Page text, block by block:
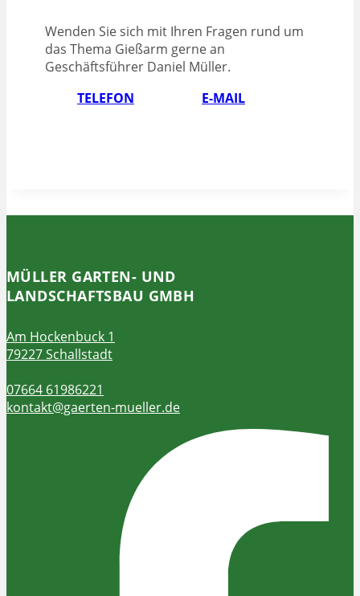
Wenden Sie sich mit Ihren Fragen rund um
das Thema Gießarm gerne an
Geschäftsführer Daniel Müller.
TELEFON
E-MAIL
MÜLLER GARTEN- UND
LANDSCHAFTSBAU GMBH
Am Hockenbuck 1
79227 Schallstadt
07664 61986221
kontakt@gaerten-mueller.de